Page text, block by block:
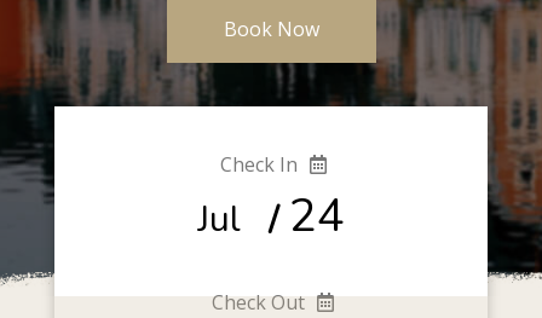
Book Now
Check In
Jul / 24
Check Out